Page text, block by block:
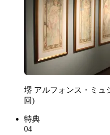
堺 アルフォンス・ミュ
回)
特典
04